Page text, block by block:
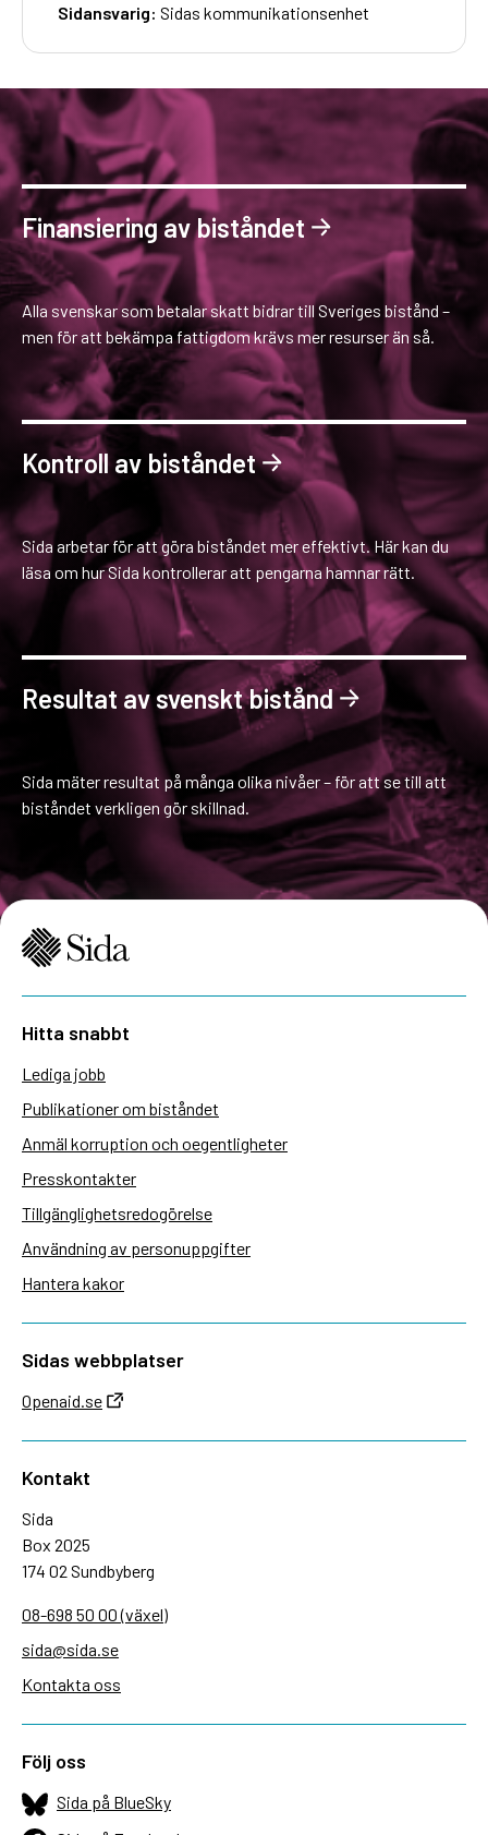
Sidansvarig: Sidas kommunikationsenhet
Finansiering av biståndet
Alla svenskar som betalar skatt bidrar till Sveriges bistånd –
men för att bekämpa fattigdom krävs mer resurser än så.
Kontroll av biståndet
Sida arbetar för att göra biståndet mer effektivt. Här kan du
läsa om hur Sida kontrollerar att pengarna hamnar rätt.
Resultat av svenskt bistånd
Sida mäter resultat på många olika nivåer – för att se till att
biståndet verkligen gör skillnad.
Hitta snabbt
Lediga jobb
Publikationer om biståndet
Anmäl korruption och oegentligheter
Presskontakter
Tillgänglighetsredogörelse
Användning av personuppgifter
Hantera kakor
Sidas webbplatser
Openaid.se
Kontakt
Sida
Box 2025
174 02 Sundbyberg
08-698 50 00 (växel)
sida@sida.se
Kontakta oss
Följ oss
Sida på BlueSky